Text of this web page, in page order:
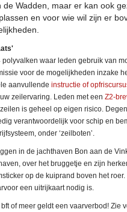
de Wadden, maar er kan ook
en voor wie wil zijn er
polyvalken waar leden gebruik van
voor de mogelijkheden inzake
aanvullende instructie of
zeilervaring. Leden met een Z2-
zeilen is geheel op eigen risico.
verantwoordelijk voor schip en
onder ‘zeilboten’.
in de jachthaven Bon aan de
over het bruggetje en zijn
op de kuiprand boven het
een uitrijkaart nodig is.
of meer geldt een vaarverbod! Zie